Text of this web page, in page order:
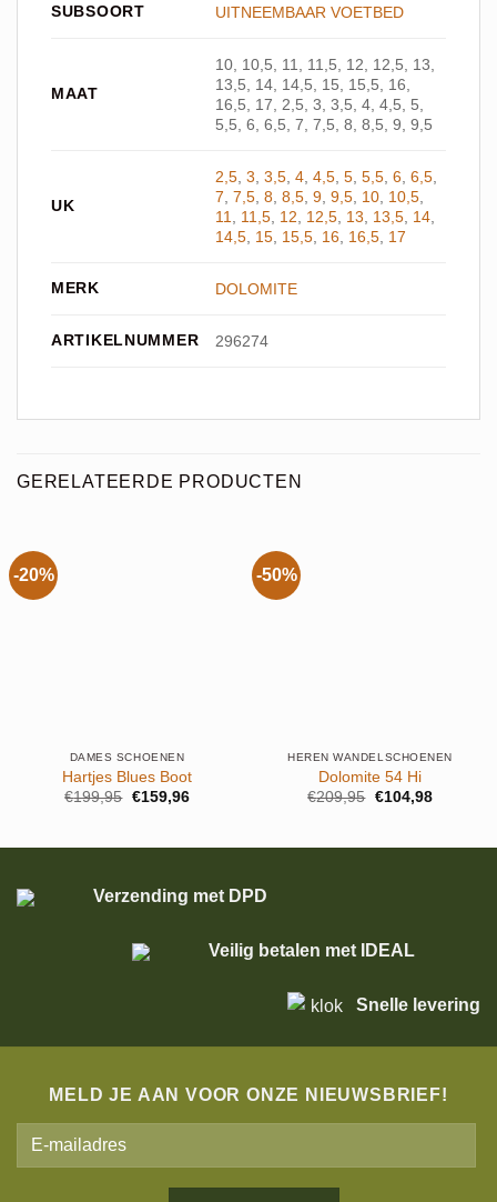
SUBSOORT UITNEEMBAAR VOETBED
MAAT
10, 10,5, 11, 11,5, 12, 12,5, 13,
13,5, 14, 14,5, 15, 15,5, 16,
16,5, 17, 2,5, 3, 3,5, 4, 4,5, 5,
5,5, 6, 6,5, 7, 7,5, 8, 8,5, 9, 9,5
UK
2,5 ,3 ,3,5 ,4 ,4,5 ,5 ,5,5 ,6 ,6,5
7 ,7,5 ,8 ,8,5 ,9 ,9,5 10 10,5
11
11,5 12 12,5 13 13,5 14
14,5 15 15,5 16 16,5 17
MERK DOLOMITE
ARTIKELNUMMER 296274
GERELATEERDE PRODUCTEN
-20%
DAMES SCHOENEN
Hartjes Blues Boot
€199,95 Oorspronkelijke
€159,96Huidige
-50%
HEREN WANDELSCHOENEN
Dolomite 54 Hi
€209,95 Oorspronkelijke
€104,98Huidige
Verzending met DPD
Veilig betalen met IDEAL
Snelle levering
MELD JE AAN VOOR ONZE NIEUWSBRIEF!